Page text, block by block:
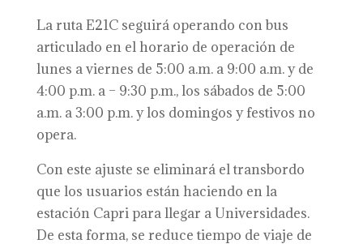
La ruta E21C seguirá operando con bus
articulado en el horario de operación de
lunes a viernes de 5:00 a.m. a 9:00 a.m. y de
4:00 p.m. a – 9:30 p.m., los sábados de 5:00
a.m. a 3:00 p.m. y los domingos y festivos no
opera.
Con este ajuste se eliminará el transbordo
que los usuarios están haciendo en la
estación Capri para llegar a Universidades.
De esta forma, se reduce tiempo de viaje de